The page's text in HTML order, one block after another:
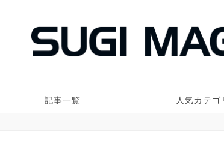
記事一覧 人気カテゴ